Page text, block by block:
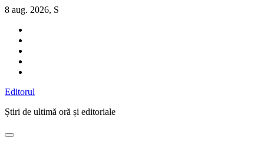
Sari
conținut
8 aug. 2026, S
Editorul
Știri de ultimă oră și editoriale